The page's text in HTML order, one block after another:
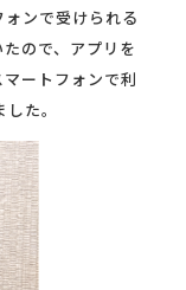
ンで受けられる
ので、アプリを
ートフォンで利
た。